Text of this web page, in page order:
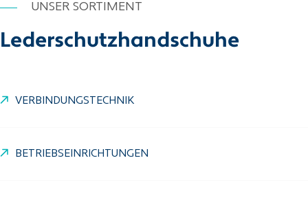
UNSER SORTIMENT
Lederschutzhandschuhe
VERBINDUNGSTECHNIK
BETRIEBSEINRICHTUNGEN